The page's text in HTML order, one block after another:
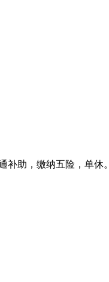
助，缴纳五险，单休。